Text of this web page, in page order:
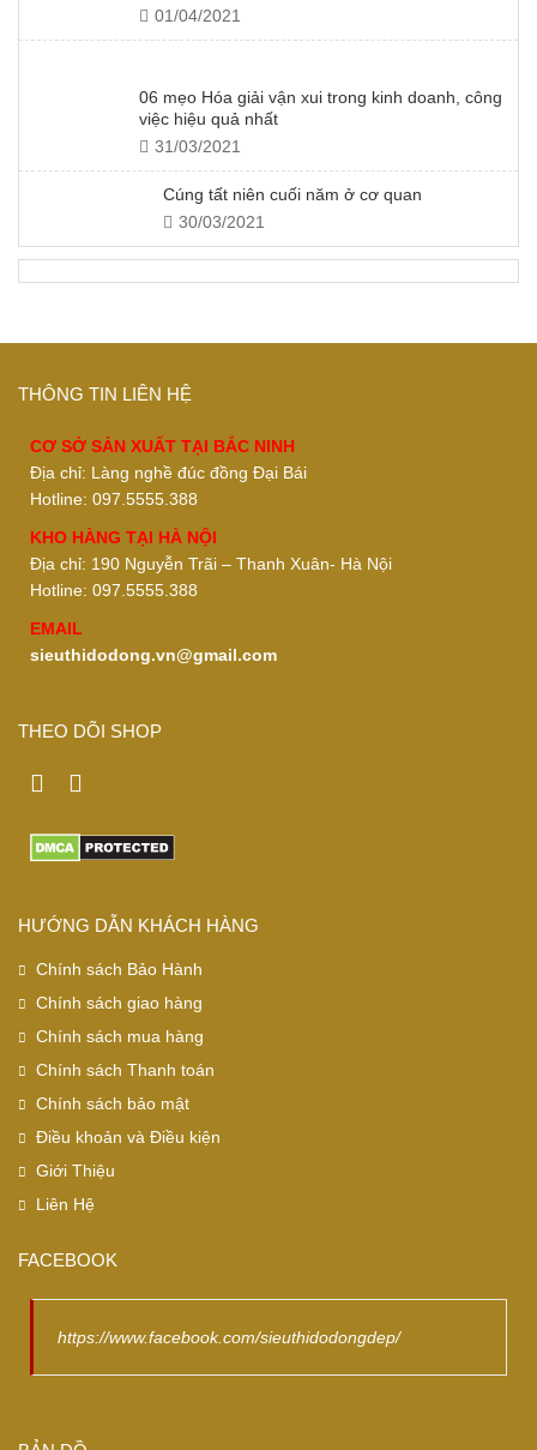
01/04/2021
06 mẹo Hóa giải vận xui trong kinh doanh, công
việc hiệu quả nhất
31/03/2021
Cúng tất niên cuối năm ở cơ quan
30/03/2021
THÔNG TIN LIÊN HỆ
CƠ SỞ SẢN XUẤT TẠI BẮC NINH
Địa chỉ: Làng nghề đúc đồng Đại Bái
Hotline: 097.5555.388
KHO HÀNG TẠI HÀ NỘI
Địa chỉ: 190 Nguyễn Trãi – Thanh Xuân- Hà Nội
Hotline: 097.5555.388
EMAIL
sieuthidodong.vn@gmail.com
THEO DÕI SHOP
HƯỚNG DẪN KHÁCH HÀNG
Chính sách Bảo Hành
Chính sách giao hàng
Chính sách mua hàng
Chính sách Thanh toán
Chính sách bảo mật
Điều khoản và Điều kiện
Giới Thiệu
Liên Hệ
FACEBOOK
https://www.facebook.com/sieuthidodongdep/